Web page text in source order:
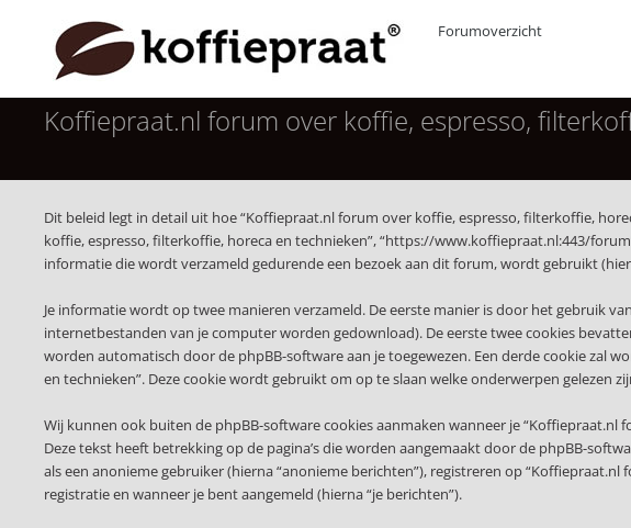
Forumoverzicht
Koffiepraat.nl forum over koffie, espresso,
Dit beleid legt in detail uit hoe “Koffiepraat.nl forum over koffie, espresso, filterkoffie,
koffie, espresso, filterkoffie, horeca en technieken”, “https://www.koffiepraat.nl:443/
informatie die wordt verzameld gedurende een bezoek aan dit forum, wordt gebruikt
Je informatie wordt op twee manieren verzameld. De eerste manier is door het gebruik
internetbestanden van je computer worden gedownload). De eerste twee cookies
worden automatisch door de phpBB-software aan je toegewezen. Een derde cookie zal
en technieken”. Deze cookie wordt gebruikt om op te slaan welke onderwerpen gelezen
Wij kunnen ook buiten de phpBB-software cookies aanmaken wanneer je
Deze tekst heeft betrekking op de pagina’s die worden aangemaakt door de phpBB-
als een anonieme gebruiker (hierna “anonieme berichten”), registreren op
registratie en wanneer je bent aangemeld (hierna “je berichten”).